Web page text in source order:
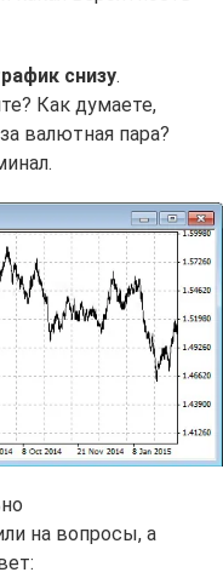
снизу.
Как думаете,
валютная пара?
на вопросы, а